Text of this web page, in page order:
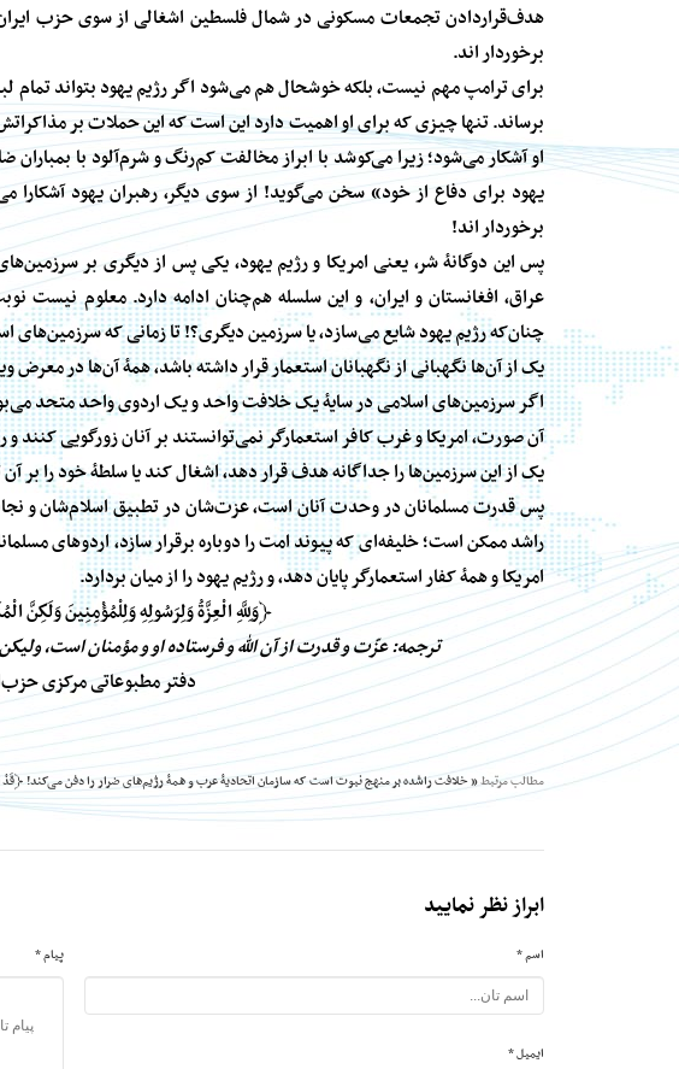
هدف‌قراردادن تجمعات مسکونی در شمال فلسطین اشغالی از سوی حزب
برخوردار اند.
برای ترامپ مهم نیست، بلکه خوشحال هم می‌شود اگر رژیم یهود بتواند تمام
برساند. تنها چیزی که برای او اهمیت دارد این است که این حملات بر
او آشکار می‌شود؛ زیرا می‌کوشد با ابراز مخالفت کم‌رنگ و شرم‌آلود با
یهود برای دفاع از خود» سخن می‌گوید! از سوی دیگر، رهبران یهود آشکارا
برخوردار اند!
پس این دوگانهٔ شر، یعنی امریکا و رژیم یهود، یکی پس از دیگری بر
عراق، افغانستان و ایران، و این سلسله هم‌چنان ادامه دارد. معلوم نیست
چنان‌که رژیم یهود شایع می‌سازد، یا سرزمین دیگری؟! تا زمانی که سرزمین‌های
یک از آن‌ها نگهبانی از نگهبانان استعمار قرار داشته باشد، همهٔ آن‌ها در معرض
اگر سرزمین‌های اسلامی در سایهٔ یک خلافت واحد و یک اردوی واحد متحد
آن صورت، امریکا و غرب کافر استعمارگر نمی‌توانستند بر آنان زورگویی
یک از این سرزمین‌ها را جداگانه هدف قرار دهد، اشغال کند یا سلطهٔ خود را بر
پس قدرت مسلمانان در وحدت آنان است، عزت‌شان در تطبیق اسلام‌شان و
راشد ممکن است؛ خلیفه‌ای که پیوند امت را دوباره برقرار سازد، اردوهای
امریکا و همهٔ کفار استعمارگر پایان دهد، و رژیم یهود را از میان بردارد.
﴿وَلِلَّهِالْعِزَّةُوَلِرَسُولِهِوَلِلْمُؤْمِنِينَوَلَكِنَّ
ترجمه:عزّت و قدرت از آن الله و فرستاده او و مؤمنان است،
دفتر مطبوعاتی مرکزی
مطالب مرتبط« خلافت راشده بر منهج نبوت است که سازمان اتحادیهٔ عرب و همهٔ رژیم‌های ضرار را دفن می‌کند!﴿قَدْ
ابراز نظر نمایید
اسم *
ایمیل *
پیام *